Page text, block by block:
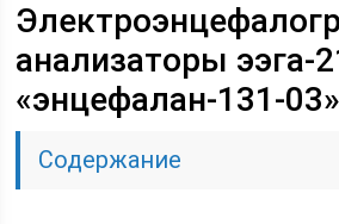
анализаторы ээга-
«энцефалан-131-03»
Содержание